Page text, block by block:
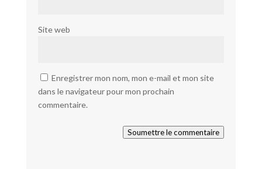
Site web
Enregistrer mon nom, mon e-mail et mon site
dans le navigateur pour mon prochain
commentaire.
Soumettre le commentaire